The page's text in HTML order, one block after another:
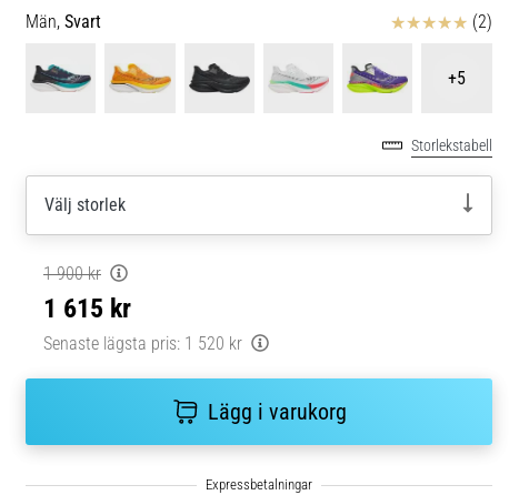
Män, Svart Recensioner (2)
+5
Storlekstabell
Välj storlek
1 900 kr
1 615 kr
Senaste lägsta pris: 1 520 kr
Lägg i varukorg